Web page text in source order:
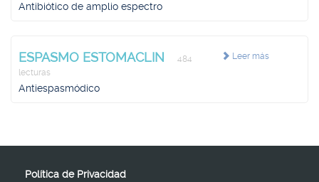
Antibiótico de amplio espectro
Leer más
ESPASMO ESTOMACLIN
484
lecturas
Antiespasmódico
Política de Privacidad